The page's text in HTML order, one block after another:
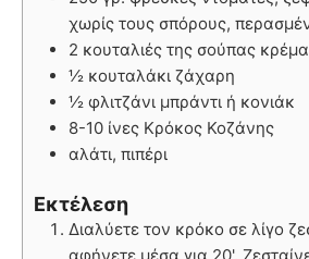
χωρίς τους σπόρους,
2 κουταλιές της σούπας
½ κουταλάκι ζάχαρη
½ φλιτζάνι μπράντι ή κονιάκ
8-10 ίνες Κρόκος Κοζάνης
αλάτι, πιπέρι
Εκτέλεση
Διαλύετε τον κρόκο σε λίγο